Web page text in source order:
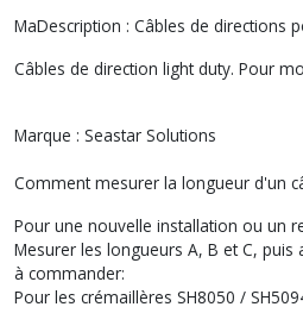
MaDescription : Câbles de directions
Câbles de direction light duty. Pour
Marque : Seastar Solutions
Comment mesurer la longueur d'un
Pour une nouvelle installation ou un
Mesurer les longueurs A, B et C,
à commander:
Pour les crémaillères SH8050 /